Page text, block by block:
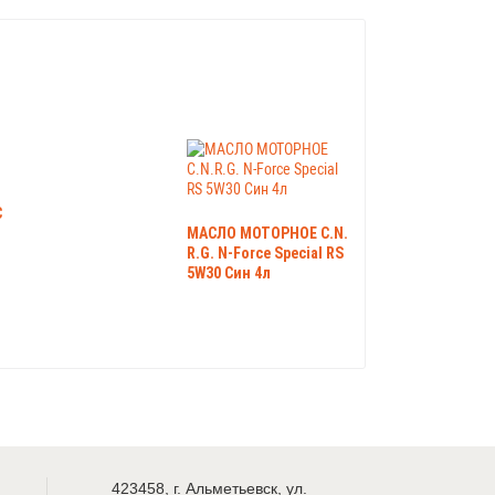
МАСЛО МОТОРНОЕ C.N.
R.G. N-Force Special RS
5W30 Син 4л
423458 г. Альметьевск ул.